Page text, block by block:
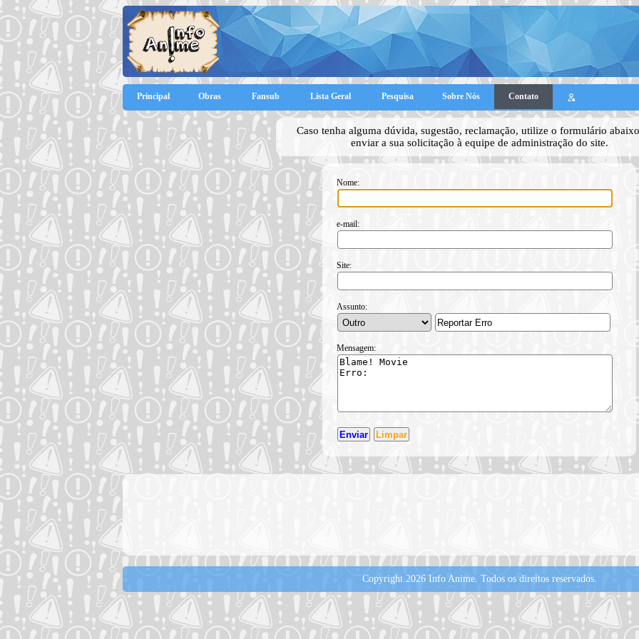
Principal Obras Fansub Lista Geral Pesquisa Sobre Nós Contato
Caso tenha alguma dúvida, sugestão, reclamação, utilize o formulário
enviar a sua solicitação à equipe de administração do site.
Nome:
e-mail:
Site:
Assunto:
Mensagem:
Copyright 2026 Info Anime. Todos os direitos reservados.